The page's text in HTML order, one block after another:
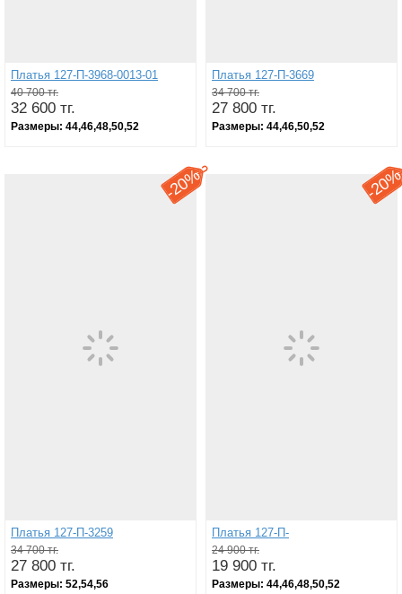
Платья 127-П-3968-0013-01
40 700 тг.
32 600 тг.
Размеры: 44,46,48,50,52
Платья 127-П-3669
34 700 тг.
27 800 тг.
Размеры: 44,46,50,52
-
20%
Платья 127-П-3259
34 700 тг.
27 800 тг.
Размеры: 52,54,56
-
Платья 127-П-
24 900 тг.
19 900 тг.
Размеры: 44,46,48,50,52